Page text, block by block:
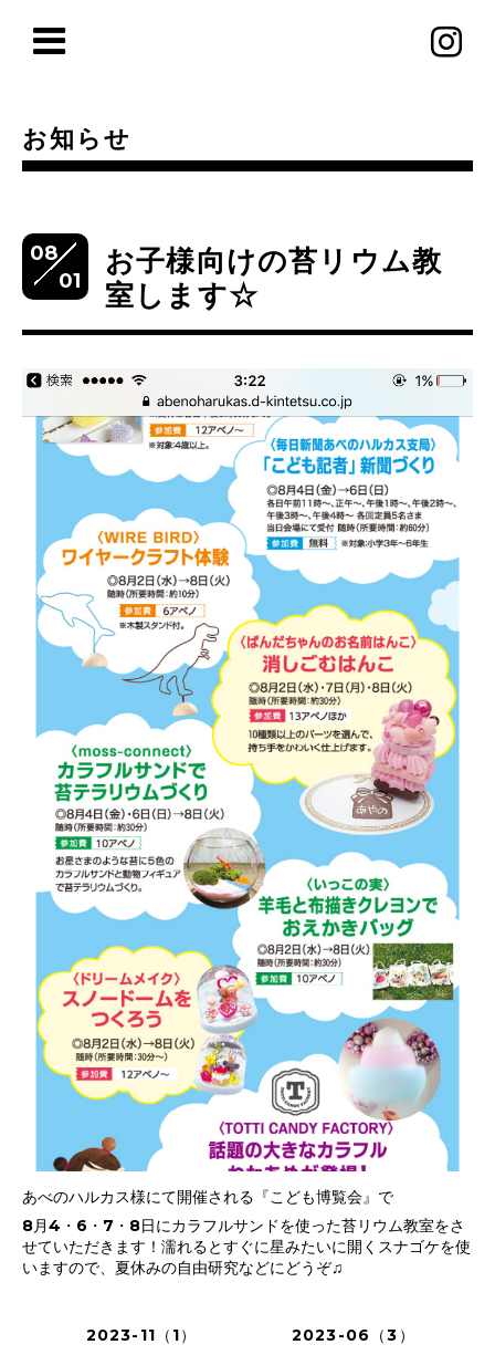
お知らせ
08
01
お子様向けの苔リウム教
室します☆
あべのハルカス様にて開催される『こども博覧会』で
8月4・6・7・8日にカラフルサンドを使った苔リウム教室をさ
せていただきます！濡れるとすぐに星みたいに開くスナゴケを使
いますので、夏休みの自由研究などにどうぞ♫
2023-11（1）
2023-06（3）